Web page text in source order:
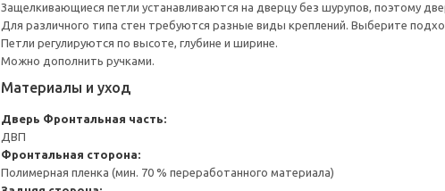
Защелкивающиеся петли устанавливаются на дверцу без шурупов, поэтому
Для различного типа стен требуются разные виды креплений. Выберите
Петли регулируются по высоте, глубине и ширине.
Можно дополнить ручками.
Материалы и уход
Дверь Фронтальная часть:
ДВП
Фронтальная сторона:
Полимерная пленка (мин. 70 % переработанного материала)